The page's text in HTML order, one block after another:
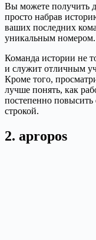
Вы можете получить
просто набрав
ваших последних
уникальным номером.
Команда истории не
и служит отличным
Кроме того,
лучше понять, как
постепенно
строкой.
2. apropos